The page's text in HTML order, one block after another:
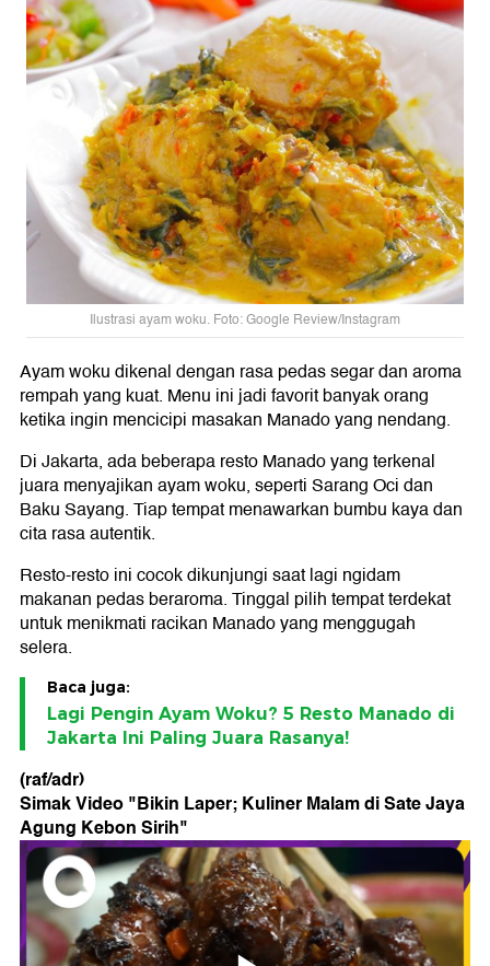
Ilustrasi ayam woku. Foto: Google Review/Instagram
Ayam woku dikenal dengan rasa pedas segar dan aroma
rempah yang kuat. Menu ini jadi favorit banyak orang
ketika ingin mencicipi masakan Manado yang nendang.
Di Jakarta, ada beberapa resto Manado yang terkenal
juara menyajikan ayam woku, seperti Sarang Oci dan
Baku Sayang. Tiap tempat menawarkan bumbu kaya dan
cita rasa autentik.
Resto-resto ini cocok dikunjungi saat lagi ngidam
makanan pedas beraroma. Tinggal pilih tempat terdekat
untuk menikmati racikan Manado yang menggugah
selera.
Baca juga:
Lagi Pengin Ayam Woku? 5 Resto Manado di
Jakarta Ini Paling Juara Rasanya!
(raf/adr)
Simak Video "Bikin Laper; Kuliner Malam di Sate Jaya
Agung Kebon Sirih"